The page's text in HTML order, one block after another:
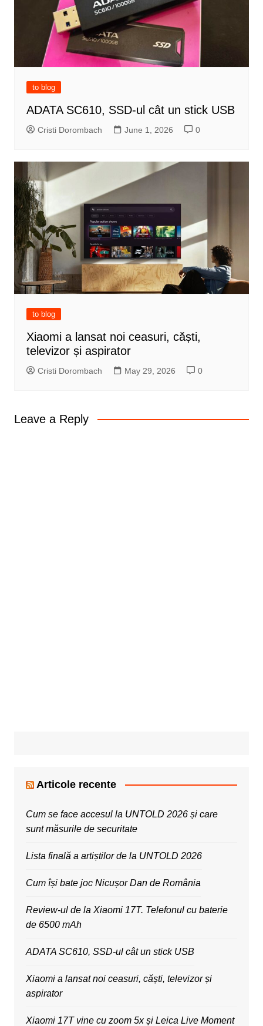
to blog
ADATA SC610, SSD-ul cât un stick USB
Cristi Dorombach June 1, 2026 0
to blog
Xiaomi a lansat noi ceasuri, căști,
televizor și aspirator
Cristi Dorombach May 29, 2026 0
Leave a Reply
Articole recente
Cum se face accesul la UNTOLD 2026 și care
sunt măsurile de securitate
Lista finală a artiștilor de la UNTOLD 2026
Cum își bate joc Nicușor Dan de România
Review-ul de la Xiaomi 17T. Telefonul cu baterie
de 6500 mAh
ADATA SC610, SSD-ul cât un stick USB
Xiaomi a lansat noi ceasuri, căști, televizor și
aspirator
Xiaomi 17T vine cu zoom 5x și Leica Live Moment